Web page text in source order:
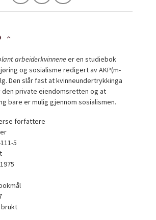
arbeiderkvinneneer en studiebok
og sosialisme redigert av AKP(m-
Den slår fast at kvinneundertrykkinga
den private eiendomsretten og at
bare er mulig gjennom sosialismen.
forfattere
5
brukt